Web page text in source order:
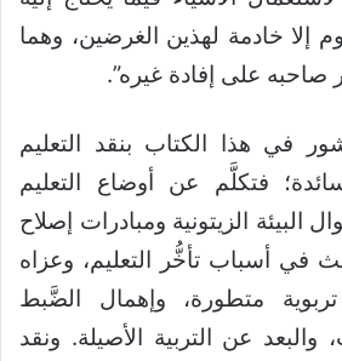
إلا خادمة لهذين الغرضين، وهما
صاحبه على إفادة غيره”.
في هذا الكتاب بنقد التعليم
فتكلَّم عن أوضاع التعليم
البيئة الزيتونية ومبادرات إصلاح
في أسباب تأخُّر التعليم، وعزاه
متطورة، وإهمال الضَّبط
عن التربية الأصيلة. ونقد